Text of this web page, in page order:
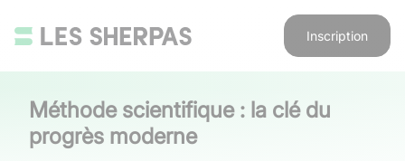
Inscription
Méthode scientifique : la clé du
progrès moderne